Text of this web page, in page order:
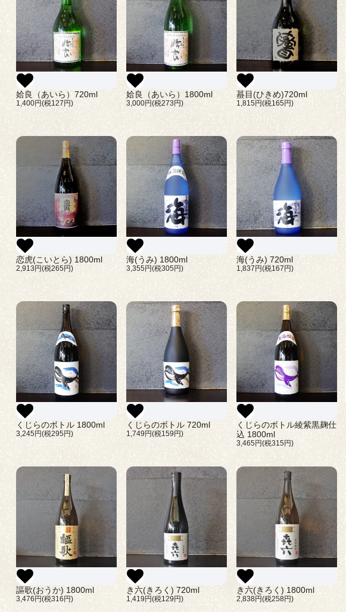
姶良（あいら）720ml
1,400円(税127円)
姶良（あいら）1800ml
3,000円(税273円)
蟇目(ひきめ)720ml
1,815円(税165円)
恋虎(こいとら) 1800ml
2,913円(税265円)
海(うみ) 1800ml
3,355円(税305円)
海(うみ) 720ml
1,837円(税167円)
くじらのボトル 1800ml
3,245円(税295円)
くじらのボトル 720ml
1,749円(税159円)
くじらのボトル綾紫黒麹仕
込 1800ml
3,465円(税315円)
謳歌(おうか) 1800ml
3,476円(税316円)
き六(きろく) 720ml
1,419円(税129円)
き六(きろく) 1800ml
2,838円(税258円)